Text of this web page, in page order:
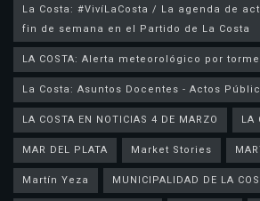
La Costa: #VivíLaCosta / La agenda de
fin de semana en el Partido de La Costa
LA COSTA: Alerta meteorológico por
La Costa: Asuntos Docentes - Actos
LA COSTA EN NOTICIAS 4 DE MARZO
LA
MAR DEL PLATA
Market Stories
Martín Yeza
MUNICIPALIDAD DE LA